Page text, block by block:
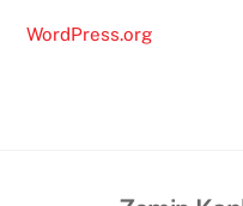
WordPress.org